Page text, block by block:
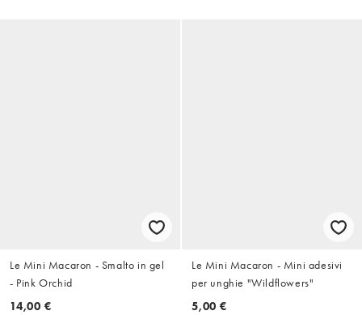
Le Mini Macaron - Smalto in gel
- Pink Orchid
14,00 €
Le Mini Macaron - Mini adesivi
per unghie "Wildflowers"
5,00 €